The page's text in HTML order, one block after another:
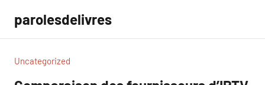
contenu
parolesdelivres
Uncategorized